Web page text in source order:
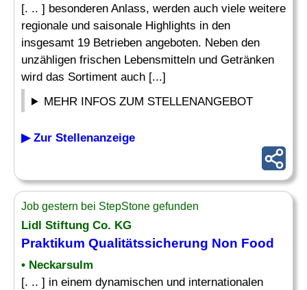
[. .. ] besonderen Anlass, werden auch viele weitere
regionale und saisonale Highlights in den
insgesamt 19 Betrieben angeboten. Neben den
unzähligen frischen Lebensmitteln und Getränken
wird das Sortiment auch [...]
MEHR INFOS ZUM STELLENANGEBOT
▶ Zur Stellenanzeige
Job gestern bei StepStone gefunden
Lidl Stiftung Co. KG
Praktikum Qualitätssicherung Non Food
• Neckarsulm
[. .. ] in einem dynamischen und internationalen